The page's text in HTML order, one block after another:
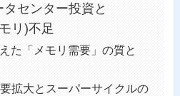
センター投資と
リ)不足
た「メモリ需要」の質と
拡大とスーパーサイクルの